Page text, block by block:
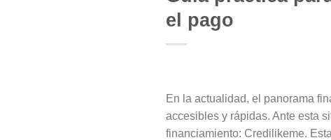
el pago
En la actualidad, el panorama
accesibles y rápidas. Ante esta
financiamiento: Credilikeme.